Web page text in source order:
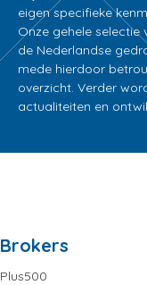
eigen specifieke
Onze gehele
de Nederlandse
mede hierdoor
overzicht. Verder
actualiteiten en
Brokers
Plus500